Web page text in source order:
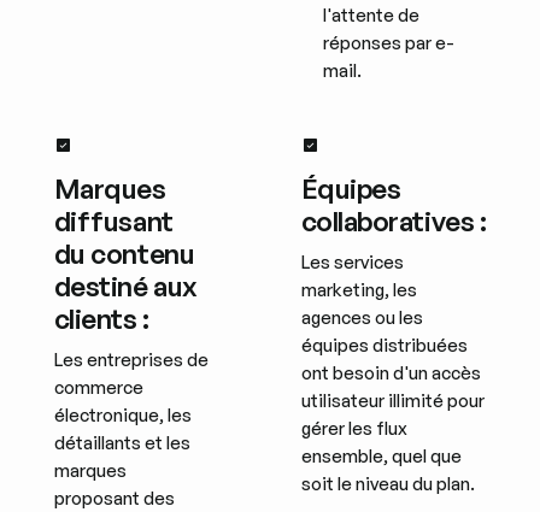
l'attente de
réponses par e-
mail.
Marques
diffusant
du contenu
destiné aux
clients :
Les entreprises de
commerce
électronique, les
détaillants et les
marques
proposant des
Équipes
collaboratives :
Les services
marketing, les
agences ou les
équipes distribuées
ont besoin d'un accès
utilisateur illimité pour
gérer les flux
ensemble, quel que
soit le niveau du plan.